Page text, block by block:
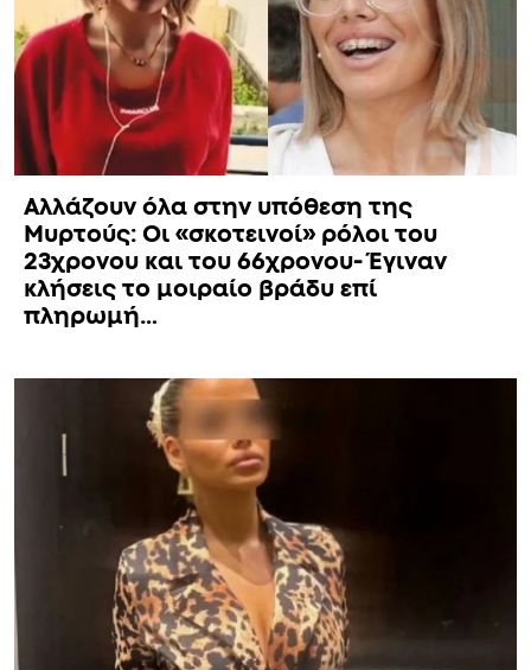
Αλλάζουν όλα στην υπόθεση της
Μυρτούς: Οι «σκοτεινοί» ρόλοι του
23χρονου και του 66χρονου- Έγιναν
κλήσεις το μοιραίο βράδυ επί
πληρωμή…